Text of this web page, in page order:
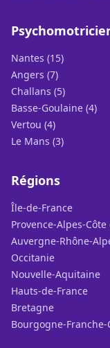
Nantes (15)
Angers (7)
Challans (5)
Basse-Goulaine (4)
Vertou (4)
Le Mans (3)
Régions
Île-de-France
Provence-Alpes-
Auvergne-Rhône-
Occitanie
Nouvelle-Aquitaine
Hauts-de-France
Bretagne
Bourgogne-Franche-